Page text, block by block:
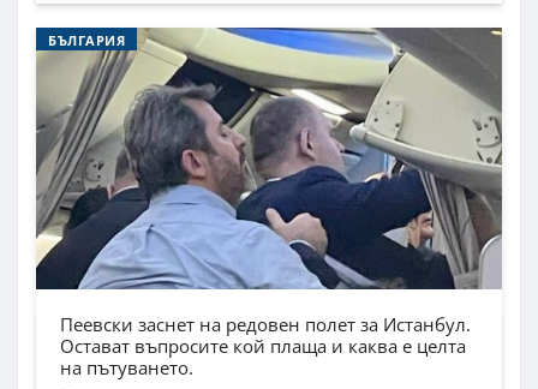
БЪЛГАРИЯ
Пеевски заснет на редовен полет за Истанбул.
Остават въпросите кой плаща и каква е целта
на пътуването.